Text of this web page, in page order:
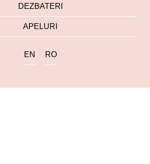
DEZBATERI
APELURI
EN RO